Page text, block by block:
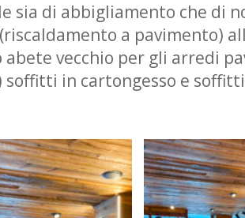
sia di abbigliamento che di
a pavimento)
vecchio per gli arredi
in cartongesso e